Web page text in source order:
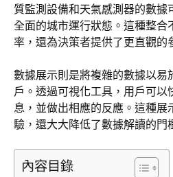
質監測設備和天氣感測器的數據
全面的城市運行狀態。這種整合
率，還為決策者提供了更直觀的
數據展示則是將複雜的數據以易
戶。透過可視化工具，用戶可以
息，並做出相應的反應。這種展
驗，還大大降低了數據解讀的門
內容目錄